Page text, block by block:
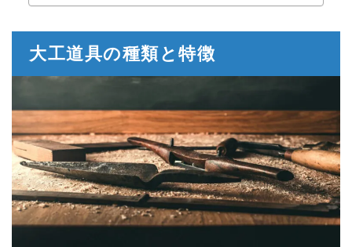
大工道具の種類と特徴